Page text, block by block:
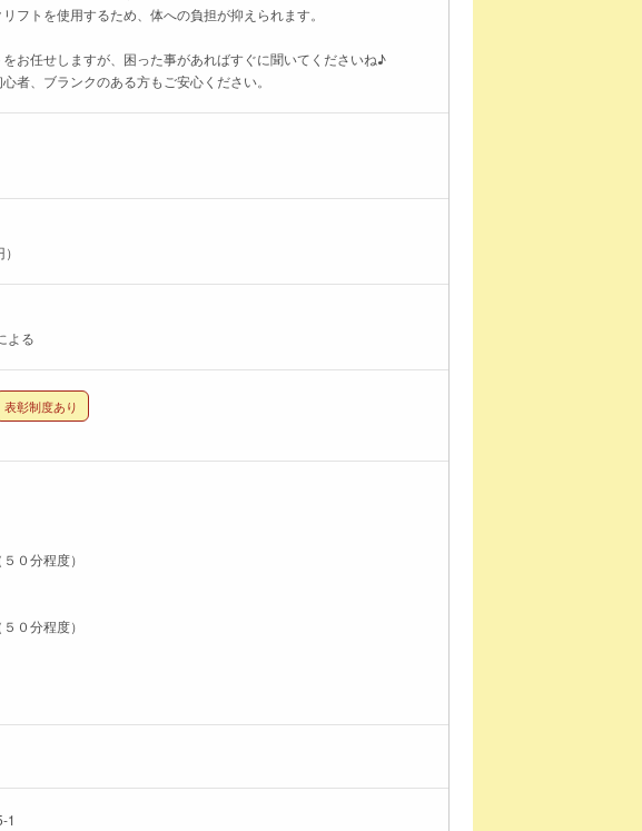
フトを使用するため、体への負担が抑えられます。
お任せしますが、困った事があればすぐに聞いてくださいね♪
者、ブランクのある方もご安心ください。
よる
表彰制度あり
０分程度）
０分程度）
1